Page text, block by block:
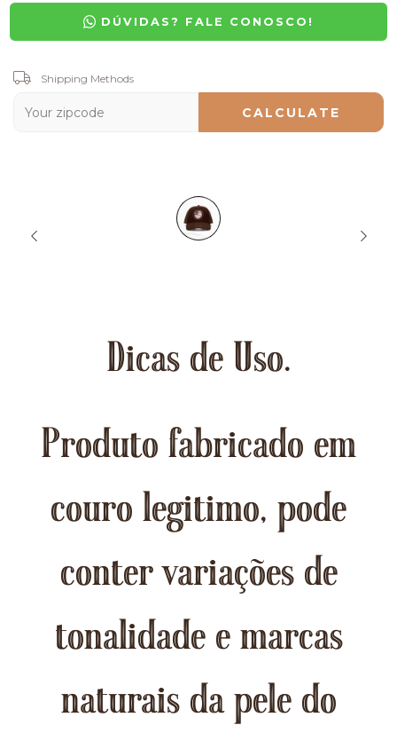
DÚVIDAS? FALE CONOSCO!
Shipping for zipcode:
Shipping Methods
CALCULATE
Dicas de Uso.
Produto fabricado em
couro legitimo, pode
conter variações de
tonalidade e marcas
naturais da pele do